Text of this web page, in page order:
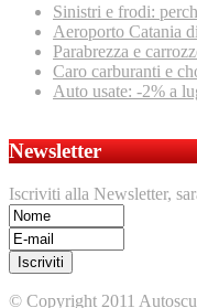
Sinistri e frodi:
Aeroporto Catania
Parabrezza e
Caro carburanti e
Auto usate: -2% a
Newsletter
Iscriviti alla Newsletter,
© Copyright 2011